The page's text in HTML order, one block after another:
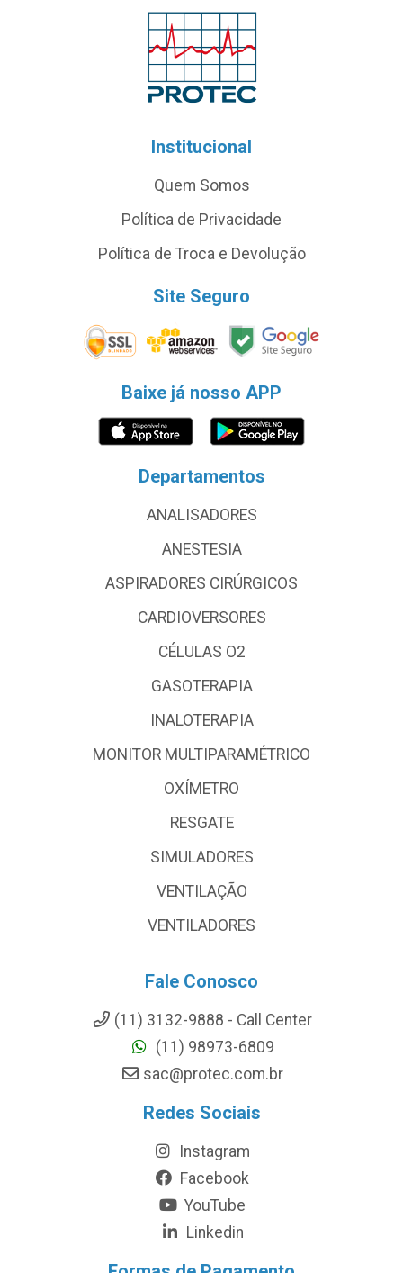
Institucional
Quem Somos
Política de Privacidade
Política de Troca e Devolução
Site Seguro
Baixe já nosso APP
Departamentos
ANALISADORES
ANESTESIA
ASPIRADORES CIRÚRGICOS
CARDIOVERSORES
CÉLULAS O2
GASOTERAPIA
INALOTERAPIA
MONITOR MULTIPARAMÉTRICO
OXÍMETRO
RESGATE
SIMULADORES
VENTILAÇÃO
VENTILADORES
Fale Conosco
(11) 3132-9888 - Call Center
(11) 98973-6809
sac@protec.com.br
Redes Sociais
Instagram
Facebook
YouTube
Linkedin